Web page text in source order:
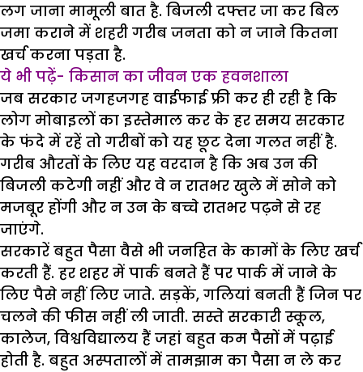
लग जाना मामूली बात है. बिजली दफ्तर जा कर बिल
जमा कराने में शहरी गरीब जनता को न जाने कितना
खर्च करना पड़ता है.
ये भी पढ़ें- किसान का जीवन एक हवनशाला
जब सरकार जगहजगह वाईफाई फ्री कर ही रही है कि
लोग मोबाइलों का इस्तेमाल कर के हर समय सरकार
के फंदे में रहें तो गरीबों को यह छूट देना गलत नहीं है.
गरीब औरतों के लिए यह वरदान है कि अब उन की
बिजली कटेगी नहीं और वे न रातभर खुले में सोने को
मजबूर होंगी और न उन के बच्चे रातभर पढ़ने से रह
जाएंगे.
सरकारें बहुत पैसा वैसे भी जनहित के कामों के लिए खर्च
करती हैं. हर शहर में पार्क बनते हैं पर पार्क में जाने के
लिए पैसे नहीं लिए जाते. सड़कें, गलियां बनती हैं जिन पर
चलने की फीस नहीं ली जाती. सस्ते सरकारी स्कूल,
कालेज, विश्वविद्यालय हैं जहां बहुत कम पैसों में पढ़ाई
होती है. बहुत अस्पतालों में तामझाम का पैसा न ले कर